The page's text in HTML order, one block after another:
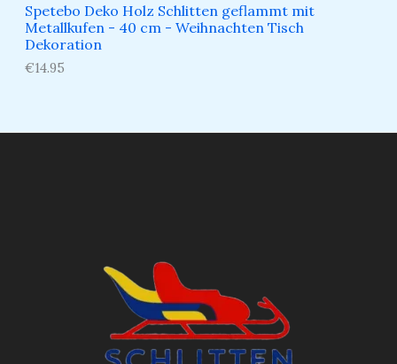
Spetebo Deko Holz Schlitten geflammt mit
Metallkufen - 40 cm - Weihnachten Tisch
Dekoration
€14.95